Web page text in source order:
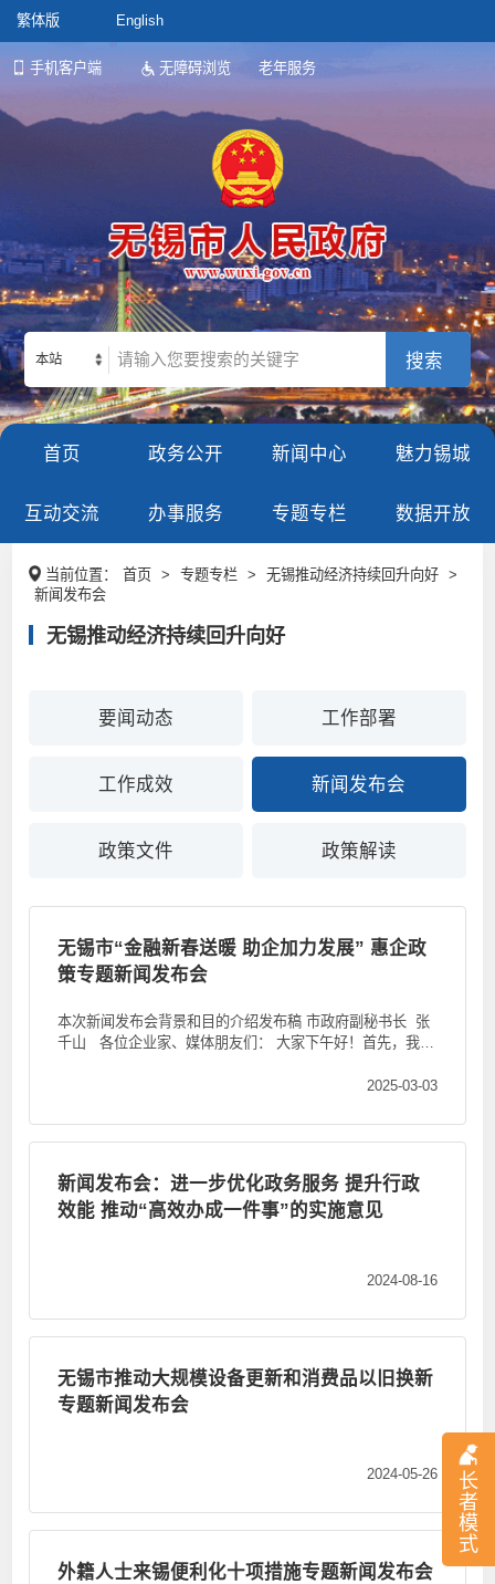
繁体版 English
手机客户端 无障碍浏览 老年服务
长
者
模
式
本站
首页 政务公开 新闻中心 魅力锡城
互动交流 办事服务 专题专栏 数据开放
当前位置： 首页 > 专题专栏 > 无锡推动经济持续回升向好 >
新闻发布会
无锡推动经济持续回升向好
要闻动态 工作部署
工作成效 新闻发布会
政策文件 政策解读
无锡市“金融新春送暖 助企加力发展” 惠企政
策专题新闻发布会
本次新闻发布会背景和目的介绍发布稿 市政府副秘书长 张
千山 各位企业家、媒体朋友们： 大家下午好！首先，我代
2025-03-03
新闻发布会：进一步优化政务服务 提升行政
效能 推动“高效办成一件事”的实施意见
2024-08-16
无锡市推动大规模设备更新和消费品以旧换新
专题新闻发布会
2024-05-26
外籍人士来锡便利化十项措施专题新闻发布会